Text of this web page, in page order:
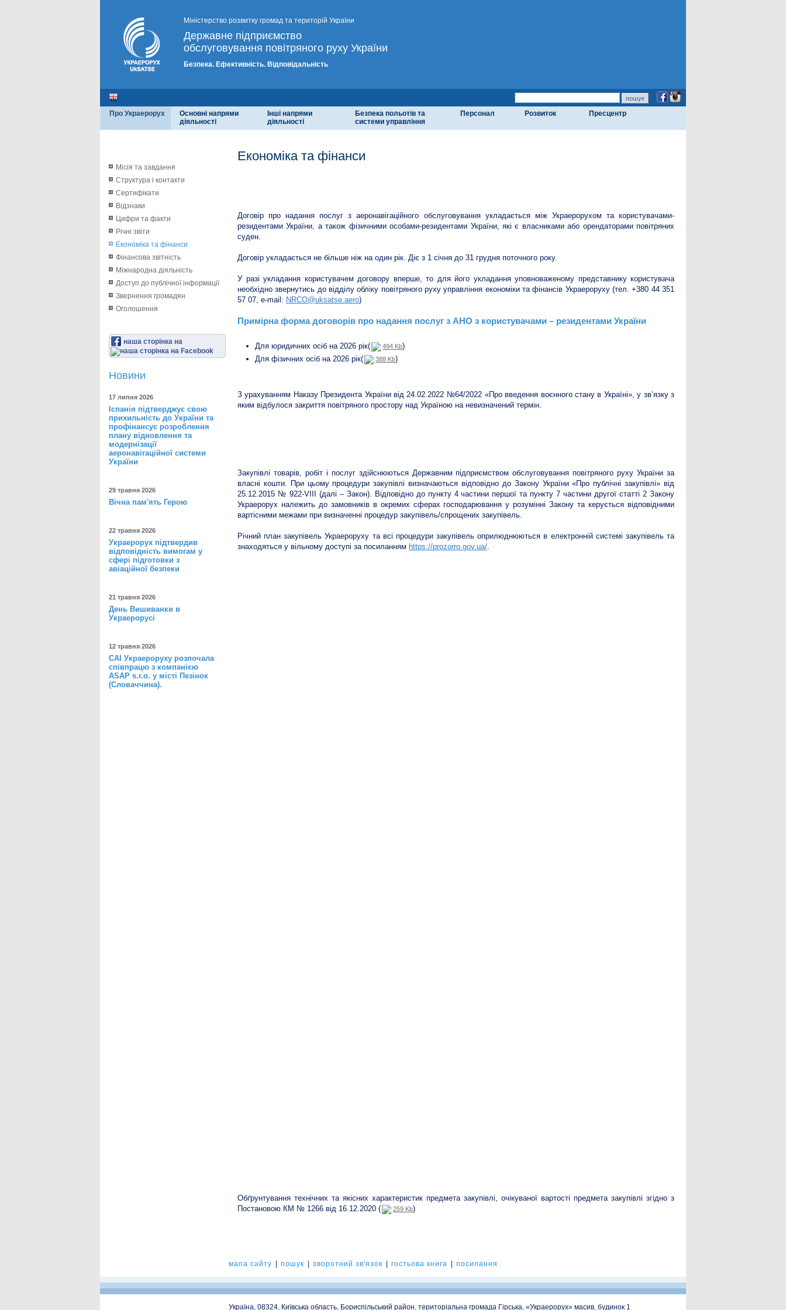
Міністерство розвитку громад та територій України
Державне підприємство
обслуговування повітряного руху України
Безпека. Ефективність. Відповідальність
Про Украерорух
Основні напрями
діяльності
Інші напрями
діяльності
Безпека польотів та
системи управління
Персонал Розвиток Пресцентр
Місія та завдання
Структура і контакти
Сертифікати
Відзнаки
Цифри та факти
Річні звіти
Економіка та фінанси
Фінансова звітність
Міжнародна діяльність
Доступ до публічної інформації
Звернення громадян
Оголошення
наша сторінка на
Новини
17 липня 2026
Іспанія підтверджує свою
прихильність до України та
профінансує розроблення
плану відновлення та
модернізації
аеронавігаційної системи
України
29 травня 2026
Вічна пам'ять Герою
22 травня 2026
Украерорух підтвердив
відповідність вимогам у
сфері підготовки з
авіаційної безпеки
21 травня 2026
День Вишиванки в
Украерорусі
12 травня 2026
САІ Украероруху розпочала
співпрацю з компанією
ASAP s.r.o. у місті Пезінок
(Словаччина).
Економіка та фінанси
Договір про надання послуг з аеронавігаційного обслуговування укладається між Украерорухом та користувачами-
резидентами України, а також фізичними особами-резидентами України, які є власниками або орендаторами повітряних
суден.
Договір укладається не більше ніж на один рік. Діє з 1 січня до 31 грудня поточного року.
У разі укладання користувачем договору вперше, то для його укладання уповноваженому представнику користувача
необхідно звернутись до відділу обліку повітряного руху управління економіки та фінансів Украероруху (тел. +380 44 351
57 07, е-mail: NRCO@uksatse.aero)
Примірна форма договорів про надання послуг з АНО з користувачами – резидентами України
Для юридичних осіб на 2026 рік( 494 Kb)
Для фізичних осіб на 2026 рік(
388 Kb)
З урахуванням Наказу Президента України від 24.02.2022 №64/2022 «Про введення воєнного стану в Україні», у зв’язку з
яким відбулося закриття повітряного простору над Україною на невизначений термін.
Закупівлі товарів, робіт і послуг здійснюються Державним підприємством обслуговування повітряного руху України за
власні кошти. При цьому процедури закупівлі визначаються відповідно до Закону України «Про публічні закупівлі» від
25.12.2015 № 922-VIII (далі – Закон). Відповідно до пункту 4 частини першої та пункту 7 частини другої статті 2 Закону
Украерорух належить до замовників в окремих сферах господарювання у розумінні Закону та керується відповідними
вартісними межами при визначенні процедур закупівель/спрощених закупівель.
Річний план закупівель Украероруху та всі процедури закупівель оприлюднюються в електронній системі закупівель та
знаходяться у вільному доступі за посиланням https://prozorro.gov.ua/.
Обґрунтування технічних та якісних характеристик предмета закупівлі, очікуваної вартості предмета закупівлі згідно з
Постановою КМ № 1266 від 16.12.2020 (
259 Kb)
мапа сайту пошук зворотний зв'язок гостьова книга посилання
Україна, 08324, Київська область, Бориспільський район, територіальна громада Гірська, «Украерорух» масив, будинок 1